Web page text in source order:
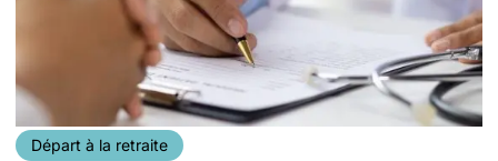
Départ à la retraite